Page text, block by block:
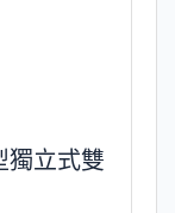
立式雙